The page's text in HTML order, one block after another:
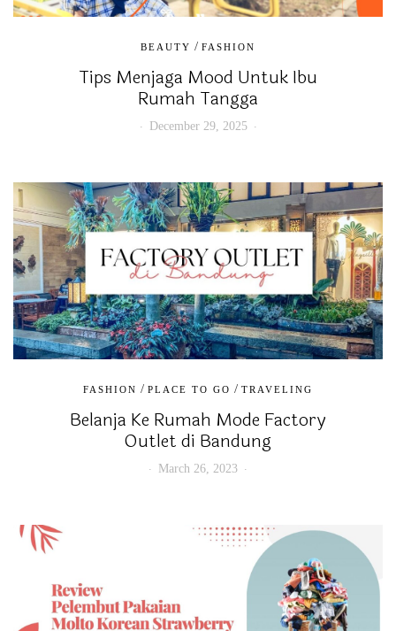
BEAUTY / FASHION
Tips Menjaga Mood Untuk Ibu
Rumah Tangga
December 29, 2025
FASHION / PLACE TO GO / TRAVELING
Belanja Ke Rumah Mode Factory
Outlet di Bandung
March 26, 2023